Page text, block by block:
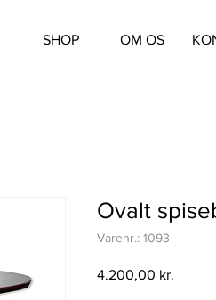
SHOP OM OS
Ovalt
Varenr.: 1093
4.200,00 kr.